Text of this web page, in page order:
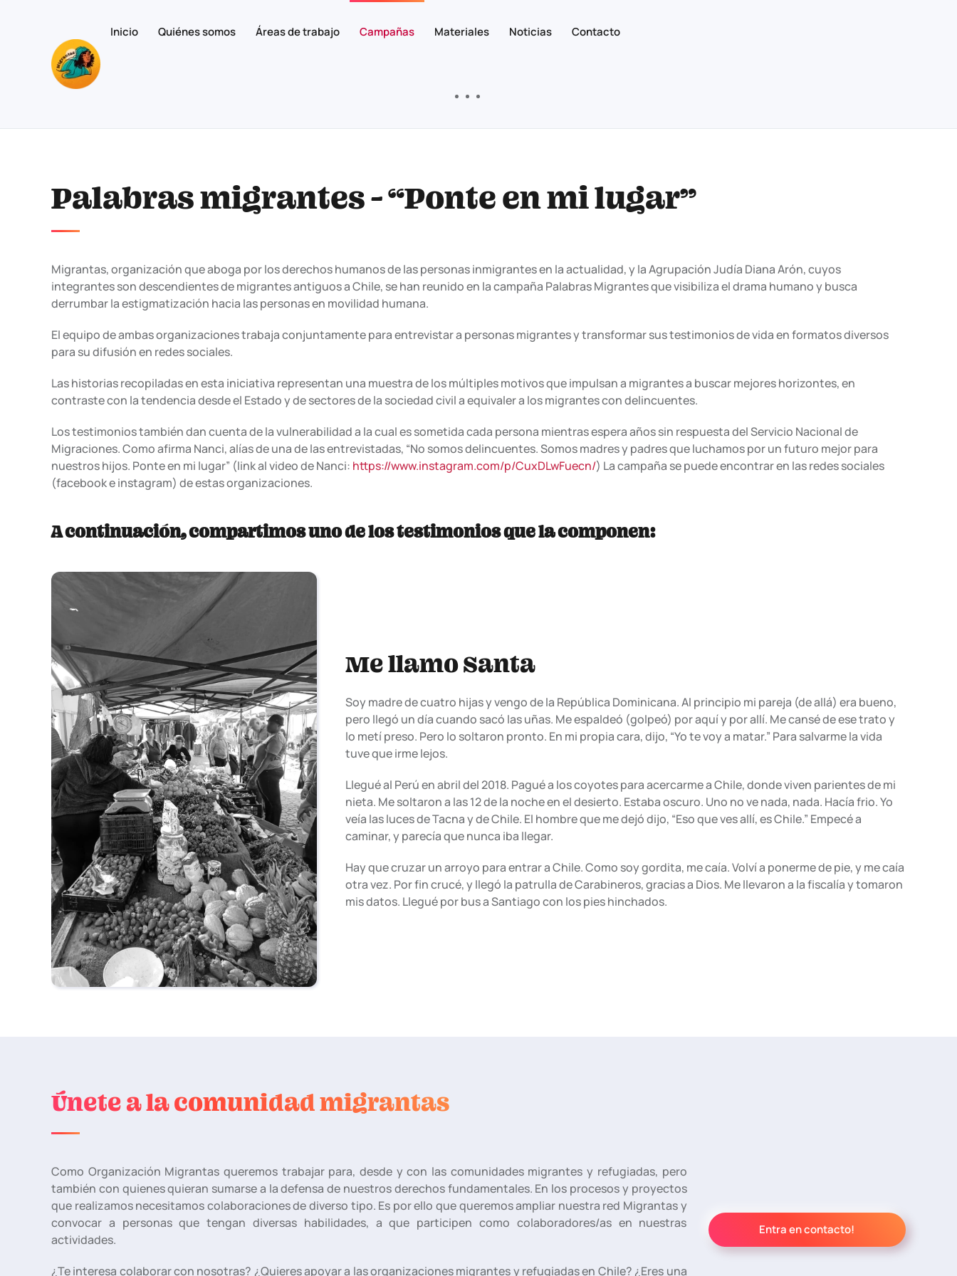
Skip to main content
Inicio Quiénes somos Áreas de trabajo Campañas Materiales Noticias Contacto
Palabras migrantes - “Ponte en mi lugar”
Migrantas, organización que aboga por los derechos humanos de las personas inmigrantes en la actualidad, y la Agrupación Judía Diana Arón, cuyos
integrantes son descendientes de migrantes antiguos a Chile, se han reunido en la campaña Palabras Migrantes que visibiliza el drama humano y busca
derrumbar la estigmatización hacia las personas en movilidad humana.
El equipo de ambas organizaciones trabaja conjuntamente para entrevistar a personas migrantes y transformar sus testimonios de vida en formatos diversos
para su difusión en redes sociales.
Las historias recopiladas en esta iniciativa representan una muestra de los múltiples motivos que impulsan a migrantes a buscar mejores horizontes, en
contraste con la tendencia desde el Estado y de sectores de la sociedad civil a equivaler a los migrantes con delincuentes.
Los testimonios también dan cuenta de la vulnerabilidad a la cual es sometida cada persona mientras espera años sin respuesta del Servicio Nacional de
Migraciones. Como afirma Nanci, alías de una de las entrevistadas, “No somos delincuentes. Somos madres y padres que luchamos por un futuro mejor para
nuestros hijos. Ponte en mi lugar” (link al video de Nanci: https://www.instagram.com/p/CuxDLwFuecn/) La campaña se puede encontrar en las redes sociales
(facebook e instagram) de estas organizaciones.
A continuación, compartimos uno de los testimonios que la componen:
Me llamo Santa
Soy madre de cuatro hijas y vengo de la República Dominicana. Al principio mi pareja (de allá) era bueno,
pero llegó un día cuando sacó las uñas. Me espaldeó (golpeó) por aquí y por allí. Me cansé de ese trato y
lo metí preso. Pero lo soltaron pronto. En mi propia cara, dijo, “Yo te voy a matar.” Para salvarme la vida
tuve que irme lejos.
Llegué al Perú en abril del 2018. Pagué a los coyotes para acercarme a Chile, donde viven parientes de mi
nieta. Me soltaron a las 12 de la noche en el desierto. Estaba oscuro. Uno no ve nada, nada. Hacía frio. Yo
veía las luces de Tacna y de Chile. El hombre que me dejó dijo, “Eso que ves allí, es Chile.” Empecé a
caminar, y parecía que nunca iba llegar.
Hay que cruzar un arroyo para entrar a Chile. Como soy gordita, me caía. Volví a ponerme de pie, y me caía
otra vez. Por fin crucé, y llegó la patrulla de Carabineros, gracias a Dios. Me llevaron a la fiscalía y tomaron
mis datos. Llegué por bus a Santiago con los pies hinchados.
Únete a la comunidad migrantas
Como Organización Migrantas queremos trabajar para, desde y con las comunidades migrantes y refugiadas, pero
también con quienes quieran sumarse a la defensa de nuestros derechos fundamentales. En los procesos y proyectos
que realizamos necesitamos colaboraciones de diverso tipo. Es por ello que queremos ampliar nuestra red Migrantas y
convocar a personas que tengan diversas habilidades, a que participen como colaboradores/as en nuestras
actividades.
¿Te interesa colaborar con nosotras? ¿Quieres apoyar a las organizaciones migrantes y refugiadas en Chile? ¿Eres una
Entra en contacto!